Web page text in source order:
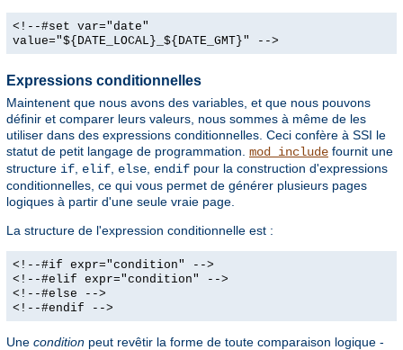
<!--#set var="date"
value="${DATE_LOCAL}_${DATE_GMT}" -->
Expressions conditionnelles
Maintenent que nous avons des variables, et que nous pouvons
définir et comparer leurs valeurs, nous sommes à même de les
utiliser dans des expressions conditionnelles. Ceci confère à SSI le
statut de petit langage de programmation. mod_include fournit une
structure if elif else endif pour la construction d'expressions
conditionnelles, ce qui vous permet de générer plusieurs pages
logiques à partir d'une seule vraie page.
La structure de l'expression conditionnelle est :
<!--#if expr="condition" -->
<!--#elif expr="condition" -->
<!--#else -->
<!--#endif -->
Une condition peut revêtir la forme de toute comparaison logique -